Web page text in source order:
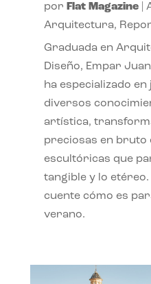
por Flat Magazine|
Arquitectura,
Graduada en
Diseño, Empar
ha especializado
diversos
artística,
preciosas en bruto
escultóricas que
tangible y lo
cuente cómo es
verano.